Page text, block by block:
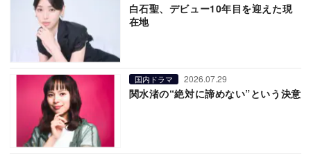
白石聖、デビュー10年目を迎えた現
在地
国内ドラマ 2026.07.29
関水渚の“絶対に諦めない”という決意